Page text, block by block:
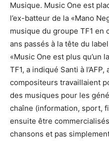
Musique. Music One est
l’ex-batteur de la «Mano
musique du groupe TF1 en
ans passés à la tête du
«Music One est plus qu’un
TF1, a indiqué Santi à
compositeurs travaillaient
des musiques pour les
chaîne (information, sport,
ensuite être
chansons et pas